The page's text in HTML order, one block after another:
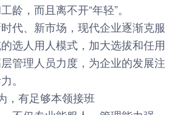
龄，而且离不开“年轻”。
、新市场，现代企业逐渐克服
选人用人模式，加大选拔和任用
管理人员力度，为企业的发展注
。
，有足够本领接班